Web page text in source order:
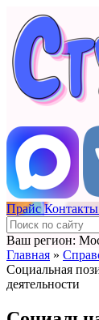
Прайс Контакты
Ваш регион:
Главная »
Социальная
деятельности